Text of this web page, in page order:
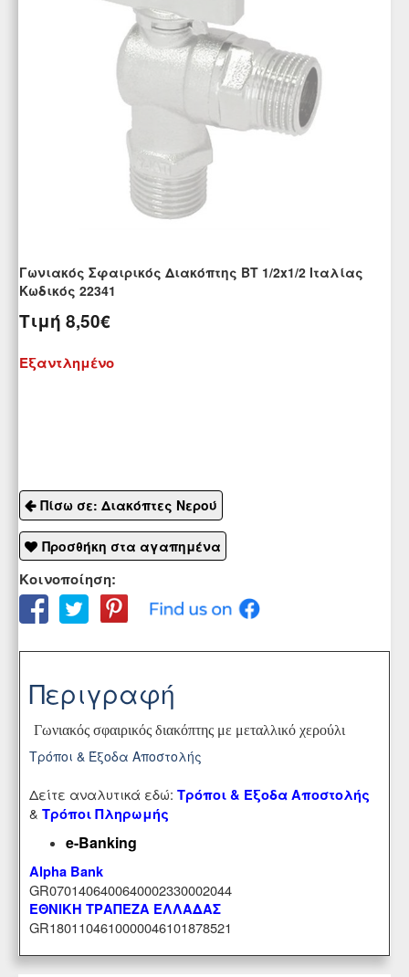
Γωνιακός Σφαιρικός Διακόπτης ΒΤ 1/2x1/2 Ιταλίας
Kωδικός 22341
Τιμή 8,50€
Εξαντλημένο
Πίσω σε: Διακόπτες Νερού
Προσθήκη στα αγαπημένα
Κοινοποίηση:
Περιγραφή
Γωνιακός σφαιρικός διακόπτης με μεταλλικό χερούλι
Τρόποι & Έξοδα Αποστολής
Δείτε αναλυτικά εδώ: Τρόποι & Έξοδα Αποστολής
& Τρόποι Πληρωμής
e-Banking
Alpha Bank
GR0701406400640002330002044
ΕΘΝΙΚΗ ΤΡΑΠΕΖΑ ΕΛΛΑΔΑΣ
GR1801104610000046101878521